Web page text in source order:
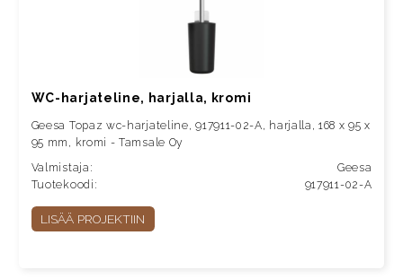
WC-harjateline, harjalla, kromi
Geesa Topaz wc-harjateline, 917911-02-A, harjalla, 168 x 95 x
95 mm, kromi - Tamsale Oy
Valmistaja:
Geesa
Tuotekoodi:
917911-02-A
LISÄÄ PROJEKTIIN